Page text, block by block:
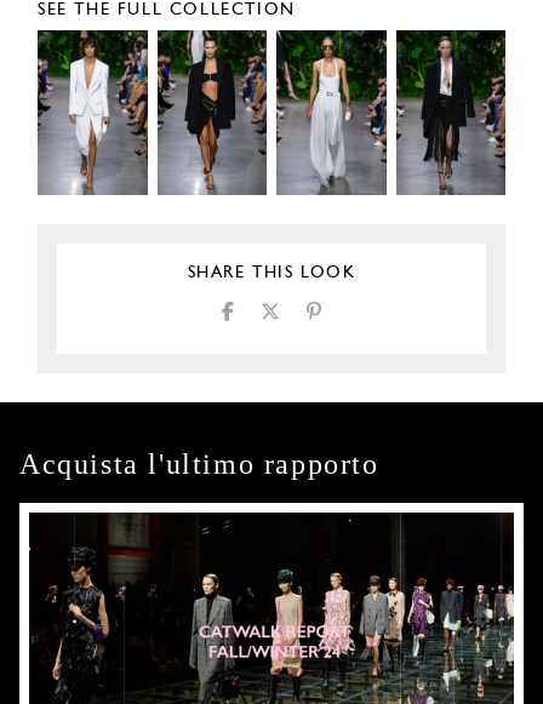
SEE THE FULL COLLECTION
SHARE THIS LOOK
Acquista l'ultimo rapporto